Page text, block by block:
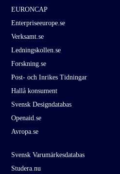
EURONCAP
Enterpriseeurope.se
Verksamt.se
Ledningskollen.se
Forskning.se
Post- och Inrikes Tidningar
Hallå konsument
Svensk Designdatabas
Openaid.se
Avropa.se
Svensk Varumärkesdatabas
Studera.nu